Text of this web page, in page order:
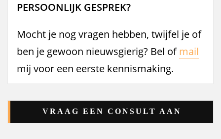
PERSOONLIJK GESPREK?
Mocht je nog vragen hebben, twijfel je of
ben je gewoon nieuwsgierig? Bel ofmail
mij voor een eerste kennismaking.
VRAAG EEN CONSULT AAN